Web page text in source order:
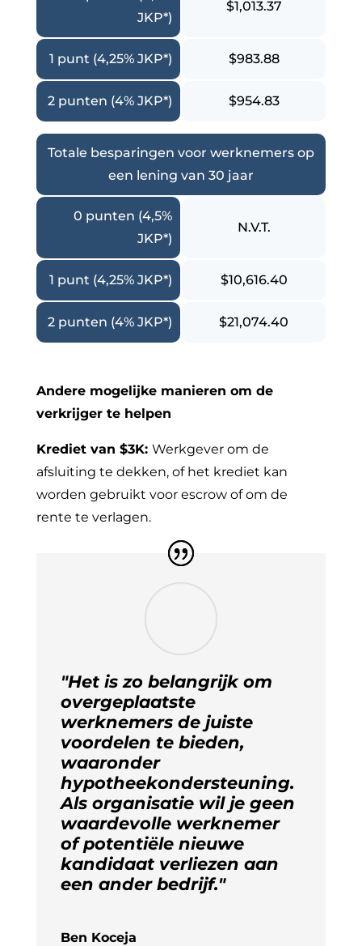
JKP*)
1 punt (4,25% JKP*)
2 punten (4% JKP*)
$1,013.37
$983.88
$954.83
0 punten (4,5%
JKP*)
1 punt (4,25% JKP*)
2 punten (4% JKP*)
Totale besparingen voor werknemers op
een lening van 30 jaar
N.V.T.
$10,616.40
$21,074.40
Andere mogelijke manieren om de
verkrijger te helpen
Krediet van $3K: Werkgever om de
afsluiting te dekken, of het krediet kan
worden gebruikt voor escrow of om de
rente te verlagen.
"Het is zo belangrijk om
overgeplaatste
werknemers de juiste
voordelen te bieden,
waaronder
hypotheekondersteuning.
Als organisatie wil je geen
waardevolle werknemer
of potentiële nieuwe
kandidaat verliezen aan
een ander bedrijf."
Ben Koceja